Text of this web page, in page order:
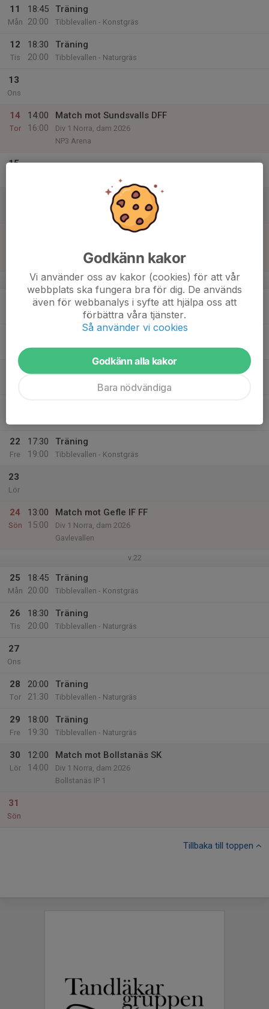
11
Mån
18:45
20:00
Träning
Tibblevallen - Konstgräs
12
Tis
18:30
20:00
Träning
Tibblevallen - Naturgräs
13
Ons
14
Tor
14:00
16:00
Match mot Sundsvalls DFF
Div 1 Norra, dam 2026
NP3 Arena
15
Tibblevallen - Konstgräs
Match mot Sollentuna FK
Tibblevallen (Täby SC 2)
v.21
18:45
Träning
Tibblevallen - Konstgräs
20:00
Tibblevallen - Naturgräs
22
Fre
17:30
19:00
Träning
Tibblevallen - Konstgräs
23
Lör
24
Sön
13:00
15:00
Match mot Gefle IF FF
Div 1 Norra, dam 2026
Gavlevallen
v.22
25
Mån
18:45
20:00
Träning
Tibblevallen - Konstgräs
26
Tis
18:30
20:00
Träning
Tibblevallen - Naturgräs
27
Ons
28
Tor
20:00
21:30
Träning
Tibblevallen - Naturgräs
29
Fre
18:00
19:30
Träning
Tibblevallen - Naturgräs
30
Lör
12:00
14:00
Match mot Bollstanäs SK
Div 1 Norra, dam 2026
Bollstanäs IP 1
31
Sön
Tillbaka till toppen
Godkänn kakor
Vi använder oss av kakor (cookies) för att vår
webbplats ska fungera bra för dig. De används
även för webbanalys i syfte att hjälpa oss att
förbättra våra tjänster.
Så använder vi cookies
Godkänn alla kakor
Bara nödvändiga